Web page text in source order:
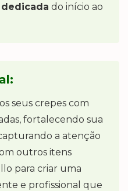
do início ao
seus crepes com
fortalecendo sua
a atenção
outros itens
para criar uma
e profissional que